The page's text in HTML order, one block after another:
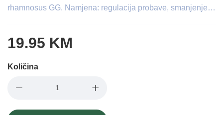
rhamnosus GG. Namjena: regulacija probave, smanjenje…
19.95 KM
Količina